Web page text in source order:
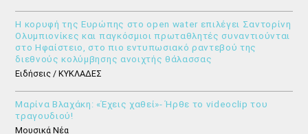
Η κορυφή της Ευρώπης στο open water επιλέγει Σαντορίνη
Ολυμπιονίκες και παγκόσμιοι πρωταθλητές συναντιούνται
στο Ηφαίστειο, στο πιο εντυπωσιακό ραντεβού της
διεθνούς κολύμβησης ανοιχτής θάλασσας
Ειδήσεις / ΚΥΚΛΑΔΕΣ
Μαρίνα Βλαχάκη: «Έχεις χαθεί»- Ήρθε το videoclip του
τραγουδιού!
Μουσικά Νέα